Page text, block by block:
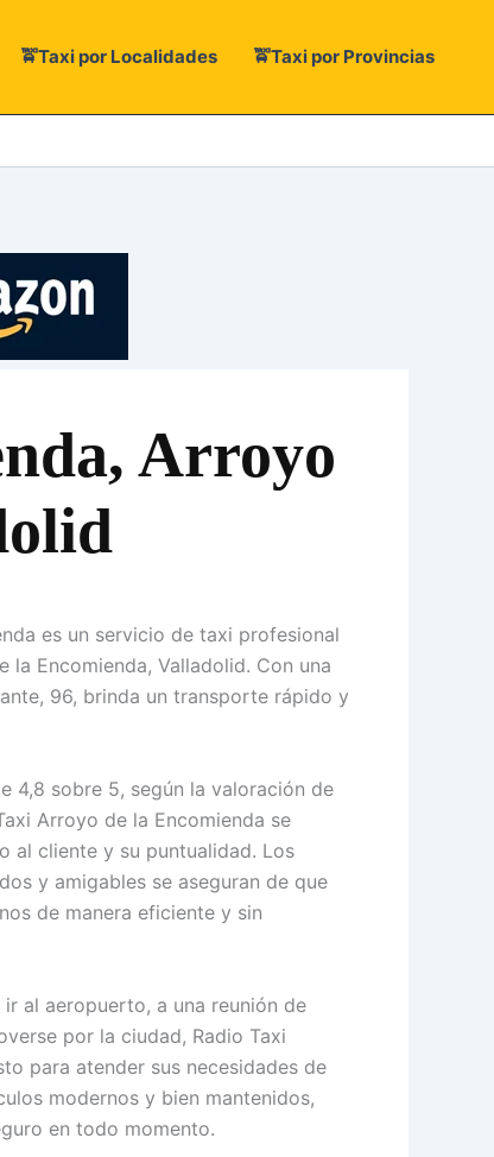
🚖Taxi por Localidades 🚖Taxi por Provincias
Arroyo
es un servicio de taxi profesional
Encomienda, Valladolid. Con una
96, brinda un transporte rápido y
4,8 sobre 5, según la valoración de
Arroyo de la Encomienda se
al cliente y su puntualidad. Los
y amigables se aseguran de que
de manera eficiente y sin
al aeropuerto, a una reunión de
por la ciudad, Radio Taxi
para atender sus necesidades de
modernos y bien mantenidos,
en todo momento.